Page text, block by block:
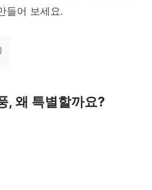
들어 보세요.
, 왜 특별할까요?